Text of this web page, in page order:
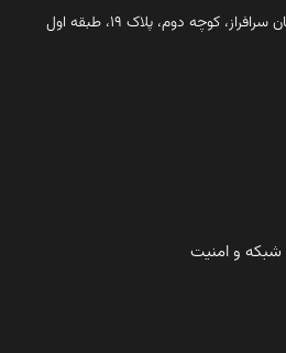
کوچه دوم، پلاک ۱۹، طبقه اول
شبکه و امنیت